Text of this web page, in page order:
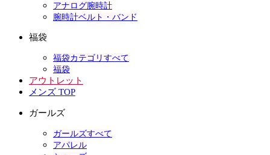
アナログ腕時計
腕時計ベルト・バンド
福袋
福袋カテゴリすべて
福袋
アウトレット
メンズ TOP
ガールズ
ガールズすべて
アパレル